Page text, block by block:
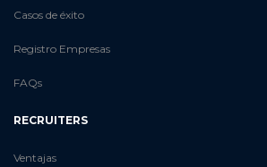
Casos de éxito
Registro Empresas
FAQs
RECRUITERS
Ventajas